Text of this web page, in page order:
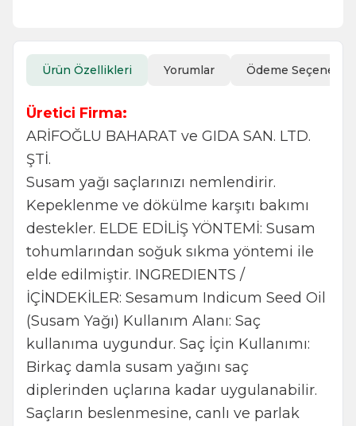
Ürün Özellikleri Yorumlar Ödeme
Üretici Firma:
ARİFOĞLU BAHARAT ve GIDA SAN. LTD.
ŞTİ.
Susam yağı saçlarınızı nemlendirir.
Kepeklenme ve dökülme karşıtı bakımı
destekler. ELDE EDİLİŞ YÖNTEMİ: Susam
tohumlarından soğuk sıkma yöntemi ile
elde edilmiştir. INGREDIENTS /
İÇİNDEKİLER: Sesamum Indicum Seed Oil
(Susam Yağı) Kullanım Alanı: Saç
kullanıma uygundur. Saç İçin Kullanımı:
Birkaç damla susam yağını saç
diplerinden uçlarına kadar uygulanabilir.
Saçların beslenmesine, canlı ve parlak